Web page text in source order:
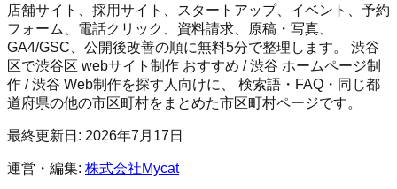
店舗サイト、採用サイト、スタートアップ、イベント、予約
フォーム、電話クリック、資料請求、原稿・写真、
GA4/GSC、公開後改善の順に無料5分で整理します。 渋谷
区で渋谷区 webサイト制作 おすすめ / 渋谷 ホームページ制
作 / 渋谷 Web制作を探す人向けに、 検索語・FAQ・同じ都
道府県の他の市区町村をまとめた市区町村ページです。
最終更新日: 2026年7月17日
運営・編集: 株式会社Mycat